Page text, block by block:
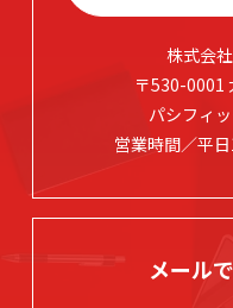
株式会
〒530-0001
パシフィ
営業時間／平
メール